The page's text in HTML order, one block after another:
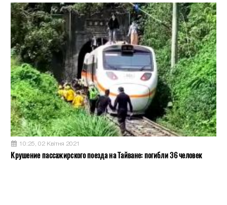
10:25, 02 Квітня 2021
Крушение пассажирского поезда на Тайване: погибли 36 человек